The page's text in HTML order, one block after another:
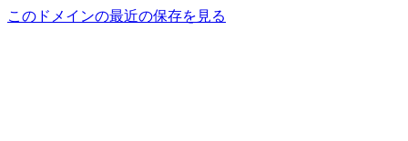
このドメインの最近の保存を見る